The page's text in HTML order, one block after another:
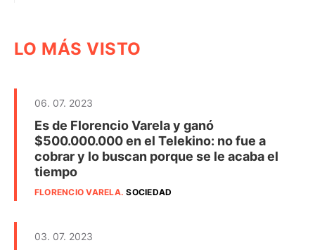
LO MÁS VISTO
06. 07. 2023
Es de Florencio Varela y ganó
$500.000.000 en el Telekino: no fue a
cobrar y lo buscan porque se le acaba el
tiempo
FLORENCIO VARELA.SOCIEDAD
03. 07. 2023